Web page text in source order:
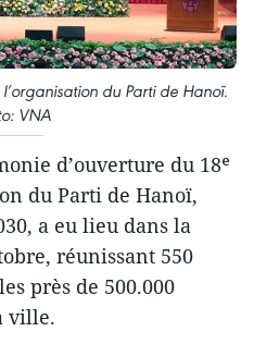
du Parti de Hanoï.
VNA
d’ouverture du 18ᵉ
du Parti de Hanoï,
a eu lieu dans la
réunissant 550
près de 500.000
ville.